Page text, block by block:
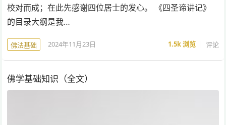
校对而成；在此先感谢四位居士的发心。 《四圣谛讲记》
的目录大纲是我…
佛法基础 2024年11月23日 1.5k浏览 评论
佛学基础知识（全文）